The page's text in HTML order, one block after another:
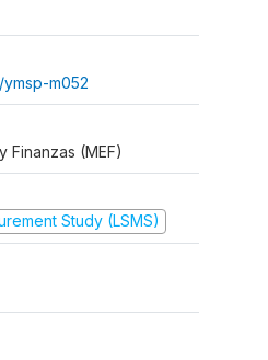
m052
Finanzas (MEF)
Study (LSMS)